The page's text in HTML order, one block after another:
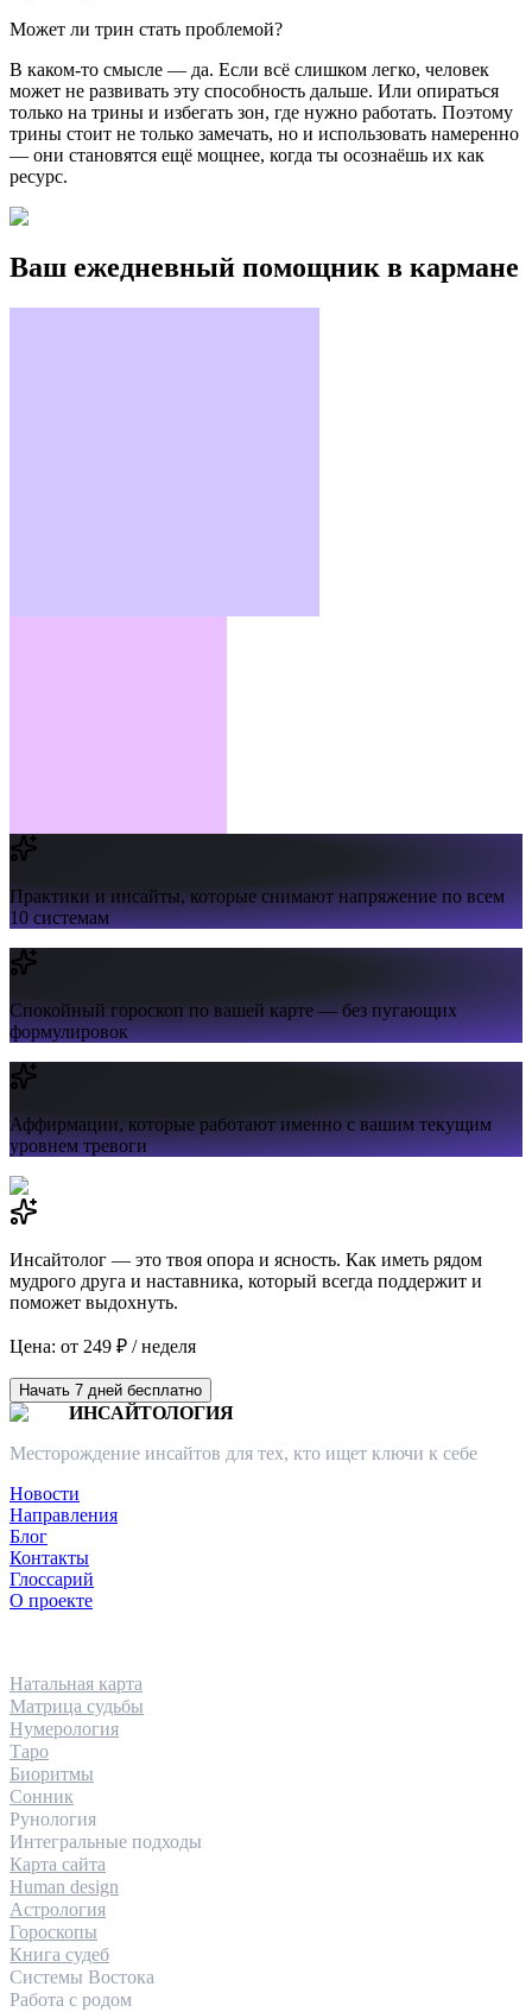
Может ли трин стать проблемой?
В каком-то смысле — да. Если всё слишком легко, человек
может не развивать эту способность дальше. Или опираться
только на трины и избегать зон, где нужно работать. Поэтому
трины стоит не только замечать, но и использовать намеренно
— они становятся ещё мощнее, когда ты осознаёшь их как
ресурс.
Ваш ежедневный помощник в кармане
Практики и инсайты,которые снимают напряжение по всем
10 системам
Спокойный гороскоппо вашей карте — без пугающих
формулировок
Аффирмации,которые работают именно с вашим текущим
уровнем тревоги
Инсайтолог — это твоя опора и ясность. Как иметь рядом
мудрого друга и наставника, который всегда поддержит и
поможет выдохнуть.
Цена: от 249 ₽ / неделя
Начать 7 дней бесплатно
ИНСАЙТОЛОГИЯ
Месторождение инсайтов для тех, кто ищет ключи к себе
Новости
Направления
Блог
Контакты
Глоссарий
О проекте
Натальная карта
Матрица судьбы
Нумерология
Таро
Биоритмы
Сонник
Рунология
Интегральные подходы
Карта сайта
Human design
Астрология
Гороскопы
Книга судеб
Системы Востока
Работа с родом